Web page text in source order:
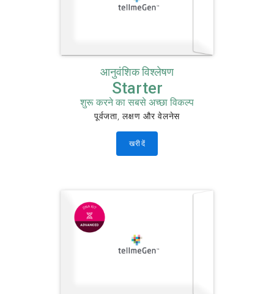
आनुवंशिक विश्लेषण
Starter
शुरू करने का सबसे अच्छा विकल्प
पूर्वजता, लक्षण और वेलनेस
खरीदें